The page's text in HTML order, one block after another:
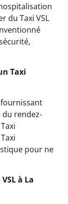
du Taxi VSL
Taxi
du rendez-
pour ne
à La